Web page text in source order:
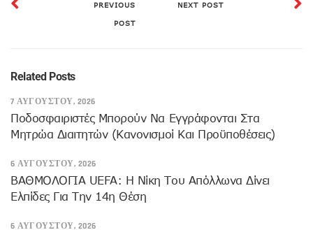
PREVIOUS
POST
NEXT POST
Related Posts
7 ΑΥΓΟΎΣΤΟΥ, 2026
Ποδοσφαιριστές Μπορούν Να Εγγράφονται Στα
Μητρώα Διαιτητών (κανονισμοί Και Προϋποθέσεις)
6 ΑΥΓΟΎΣΤΟΥ, 2026
ΒΑΘΜΟΛΟΓΙΑ UEFA: Η Νίκη Του Απόλλωνα Δίνει
Ελπίδες Για Την 14η Θέση
6 ΑΥΓΟΎΣΤΟΥ, 2026